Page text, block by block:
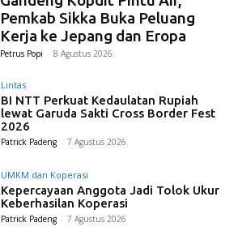
Pemkab Sikka Buka Peluang
Kerja ke Jepang dan Eropa
Petrus Popi - 8 Agustus 2026
Lintas
BI NTT Perkuat Kedaulatan Rupiah
lewat Garuda Sakti Cross Border Fest
2026
Patrick Padeng - 7 Agustus 2026
UMKM dan Koperasi
Kepercayaan Anggota Jadi Tolok Ukur
Keberhasilan Koperasi
Patrick Padeng - 7 Agustus 2026